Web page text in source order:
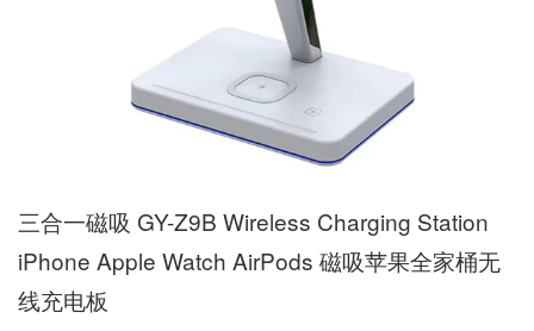
三合一磁吸 GY-Z9B Wireless Charging Station
iPhone Apple Watch AirPods 磁吸苹果全家桶无
线充电板